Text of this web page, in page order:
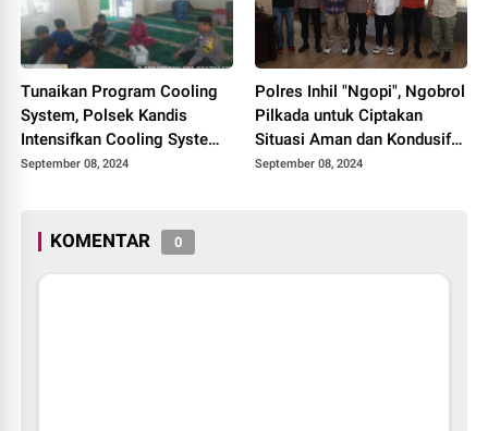
Tunaikan Program Cooling
System, Polsek Kandis
Intensifkan Cooling System
di Tempat Ibadah
September 08, 2024
Polres Inhil "Ngopi", Ngobrol
Pilkada untuk Ciptakan
Situasi Aman dan Kondusif
di Inhil
September 08, 2024
KOMENTAR 0